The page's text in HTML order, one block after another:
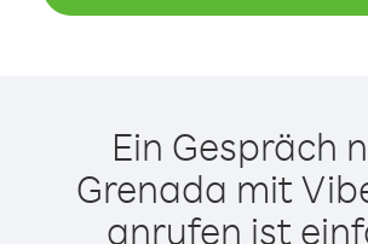
Ein Gespräch
Grenada mit
anrufen ist